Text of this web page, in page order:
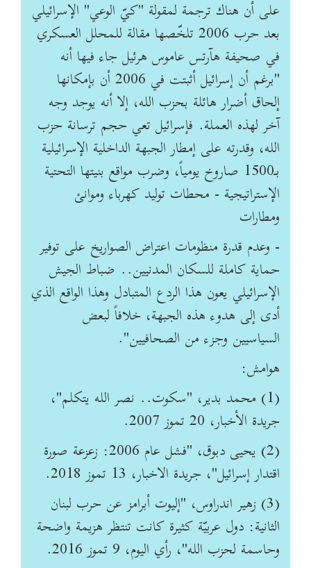
على أن هناك ترجمة لمقولة "كيّ الوعي" الإسرائيلي
بعد حرب 2006 تلخّصها مقالة للمحلل العسكري
في صحيفة هآرتس عاموس هرئيل جاء فيها أنه
"برغم أن إسرائيل أثبتت في 2006 أن بإمكانها
إلحاق أضرار هائلة بحزب الله، إلا أنه يوجد وجه
آخر لهذه العملة. فإسرائيل تعي حجم ترسانة حزب
الله، وقدرته على إمطار الجبهة الداخلية الإسرائيلية
بـ1500 صاروخ يومياً، وضرب مواقع بنيتها التحتية
الإستراتيجية - محطات توليد كهرباء وموانئ
ومطارات
- وعدم قدرة منظومات اعتراض الصواريخ على توفير
حماية كاملة للسكان المدنيين.. ضباط الجيش
الإسرائيلي يعون هذا الردع المتبادل وهذا الواقع الذي
أدى إلى هدوء هذه الجبهة، خلافاً لبعض
السياسيين وجزء من الصحافيين".
هوامش:
(1) محمد بدير، "سكوت.. نصر الله يتكلم"،
جريدة الأخبار، 20 تموز 2007.
(2) يحيى دبوق، "فشل عام 2006: زعزعة صورة
اقتدار إسرائيل"، جريدة الاخبار، 13 تموز 2018.
(3) زهير اندراوس، "إليوت أبرامز عن حرب لبنان
الثانية: دول عربيّة كثيرة كانت تنتظر هزيمة واضحة
وحاسمة لحزب الله"، رأي اليوم، 9 تموز 2016.